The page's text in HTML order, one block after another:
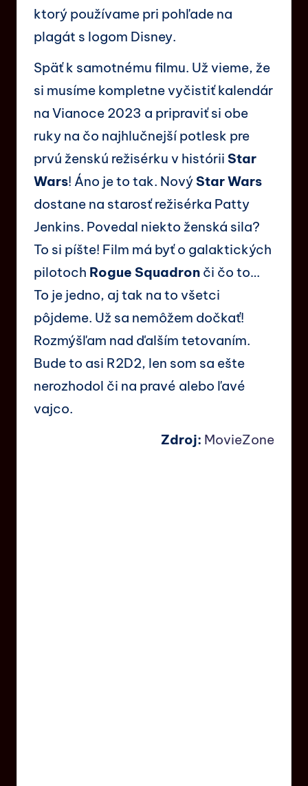
ktorý používame pri pohľade na
plagát s logom Disney.
Späť k samotnému filmu. Už vieme, že
si musíme kompletne vyčistiť kalendár
na Vianoce 2023 a pripraviť si obe
ruky na čo najhlučnejší potlesk pre
prvú ženskú režisérku v histórii Star
Wars! Áno je to tak. Nový Star Wars
dostane na starosť režisérka Patty
Jenkins. Povedal niekto ženská sila?
To si píšte! Film má byť o galaktických
pilotoch Rogue Squadron či čo to…
To je jedno, aj tak na to všetci
pôjdeme. Už sa nemôžem dočkať!
Rozmýšľam nad ďalším tetovaním.
Bude to asi R2D2, len som sa ešte
nerozhodol či na pravé alebo ľavé
vajco.
Zdroj: MovieZone